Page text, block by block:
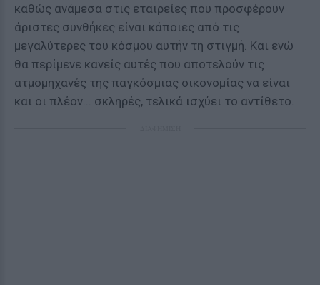
καθώς ανάμεσα στις εταιρείες που προσφέρουν
άριστες συνθήκες είναι κάποιες από τις
μεγαλύτερες του κόσμου αυτήν τη στιγμή. Και ενώ
θα περίμενε κανείς αυτές που αποτελούν τις
ατμομηχανές της παγκόσμιας οικονομίας να είναι
και οι πλέον... σκληρές, τελικά ισχύει το αντίθετο.